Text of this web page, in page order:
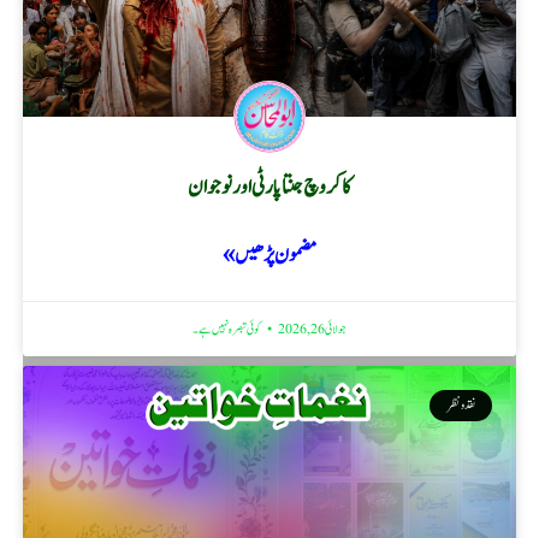
کاکروچ جنتا پارٹی اور نوجوان
مضمون پڑھیں »
جولائی 26, 2026 کوئی تبصرہ نہیں ہے۔
نقد ونظر